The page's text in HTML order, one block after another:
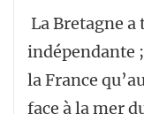
La Bretagne
indépendante
la France
face à la mer